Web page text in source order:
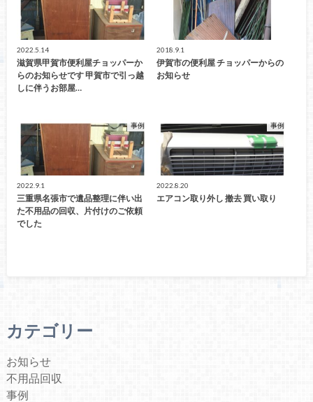
2022.5.14
滋賀県甲賀市便利屋チョッパーか
らのお知らせです 甲賀市で引っ越
しに伴うお部屋…
2018.9.1
伊賀市の便利屋 チョッパーからの
お知らせ
事例
2022.9.1
三重県名張市で遺品整理に伴い出
た不用品の回収、片付けのご依頼
でした
事例
2022.8.20
エアコン取り外し 撤去 買い取り
カテゴリー
お知らせ
不用品回収
事例